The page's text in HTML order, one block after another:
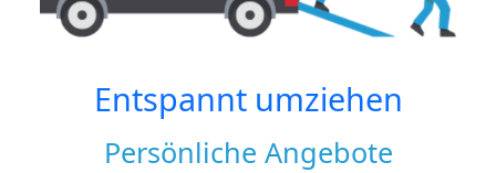
Entspannt umziehen
Persönliche Angebote